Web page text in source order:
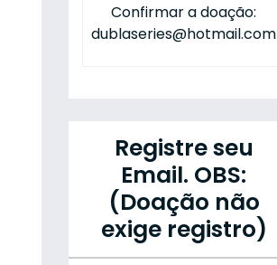
Confirmar a doação:
dublaseries@hotmail.com
Registre seu
Email. OBS:
(Doação não
exige registro)